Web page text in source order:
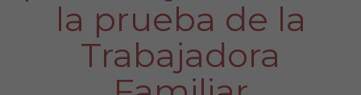
la prueba de la
Trabajadora